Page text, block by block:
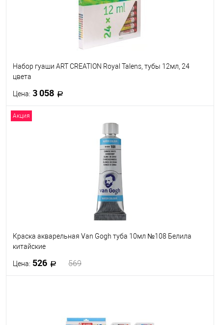
Набор гуаши ART CREATION Royal Talens, тубы 12мл, 24
цвета
Цена: 3 058
В корзину
Акция
Краска акварельная Van Gogh туба 10мл №108 Белила
китайские
Цена: 526 569